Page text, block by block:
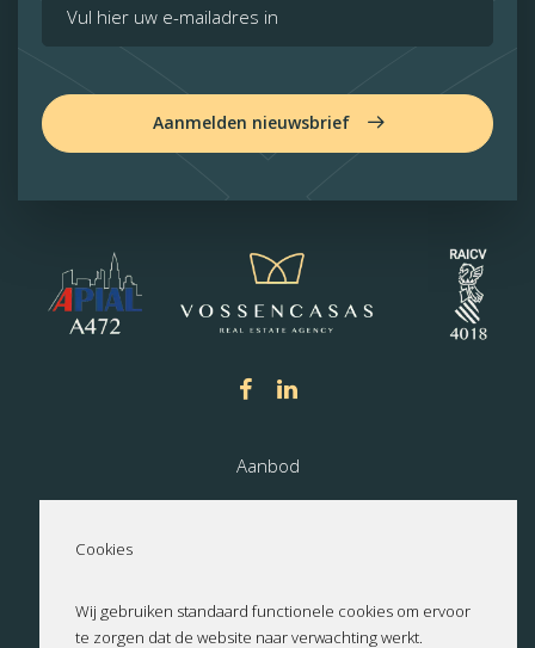
Aanmelden nieuwsbrief
Aanbod
Cookies
Wij gebruiken standaard functionele cookies om ervoor
te zorgen dat de website naar verwachting werkt.